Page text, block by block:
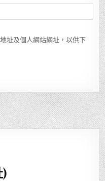
址及個人網站網址，以供下